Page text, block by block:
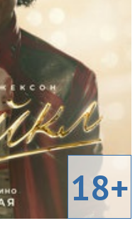
18+